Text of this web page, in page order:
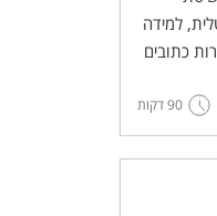
למידה
כתובים
הוראה
של
לימודית
90 דקות